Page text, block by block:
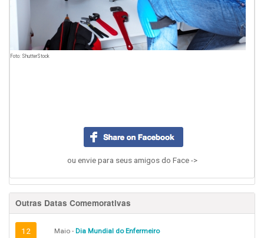
Foto: ShutterStock
ou envie para seus amigos do Face ->
Outras Datas Comemorativas
12 Maio - Dia Mundial do Enfermeiro